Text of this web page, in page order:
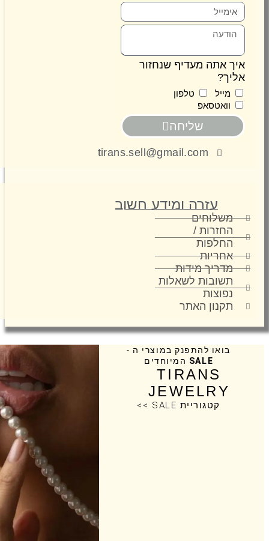
אתה מעדיף שנחזור
טלפון
וואטסאפ
tirans.sell@gmail.com
עזרה ומידע חשוב
משלוחים
החזרות /
החלפות
אחריות
מדריך מידות
תשובות לשאלות
נפוצות
תקנון האתר
בואו להתפנק במוצרי ה -
המיוחדים
TIRANS
JEWELRY
קטגוריית SALE >>